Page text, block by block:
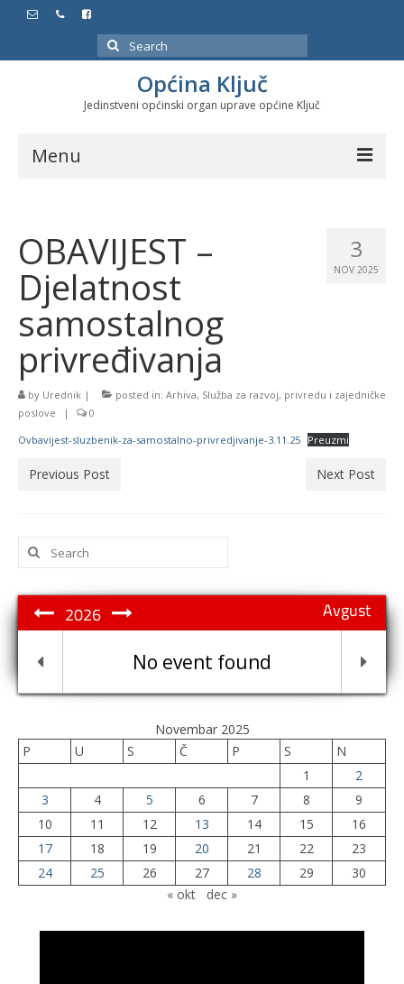
Search
for:
Općina Ključ
Jedinstveni općinski organ uprave općine Ključ
Menu
Službeni glasnici
Javne nabavke
Značajni datumi i manifestacije
Program energetske efikasnosti u stambenom
sektoru
3
NOV 2025
OBAVIJEST –
Djelatnost
samostalnog
privređivanja
by Urednik | posted in: Arhiva, Služba za razvoj, privredu i zajedničke
poslove
|
0
Ovbavijest-sluzbenik-za-samostalno-privredjivanje-3.11.25 Preuzmi
Previous Post Next Post
Search
for:
Avgust
2026
No event found
Novembar 2025
P
U S Č P S
N
1
2
3
4 5 6 7 8
9
10
11 12 13 14 15
16
17
18 19 20 21 22
23
24
25 26 27 28 29
30
« okt
dec »